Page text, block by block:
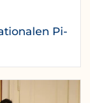
Pi-